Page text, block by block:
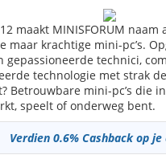
maakt MINISFORUM
maar krachtige mini-pc’s.
gepassioneerde technici,
technologie met strak
Betrouwbare mini-pc’s die
speelt of onderweg bent.
Verdien 0.6% Cashback op je